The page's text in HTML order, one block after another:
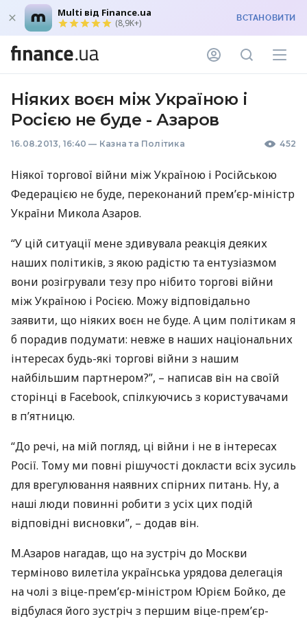
Multi від Finance.ua
(8,9K+) ВСТАНОВИТИ
Ніяких воєн між Україною і
Росією не буде - Азаров
16.08.2013, 16:40 — Казна та Політика 452
Ніякої торгової війни між Україною і Російською
Федерацією не буде, переконаний прем’єр-міністр
України Микола Азаров.
“У цій ситуації мене здивувала реакція деяких
наших політиків, з якою радістю та ентузіазмом
вони розігрували тезу про нібито торгові війни
між Україною і Росією. Можу відповідально
заявити, що ніяких воєн не буде. А цим політикам я
б порадив подумати: невже в наших національних
інтересах будь-які торгові війни з нашим
найбільшим партнером?”, – написав він на своїй
сторінці в Facebook, спілкуючись з користувачами
в п’ятницю.
“До речі, на мій погляд, ці війни і не в інтересах
Росії. Тому ми повні рішучості докласти всіх зусиль
для врегулювання наявних спірних питань. Ну, а
наші люди повинні робити з усіх цих подій
відповідні висновки”, – додав він.
М.Азаров нагадав, що на зустріч до Москви
терміново вилетіла українська урядова делегація
на чолі з віце-прем’єр-міністром Юрієм Бойко, де
відбулася його зустріч з першим віце-прем’єр-